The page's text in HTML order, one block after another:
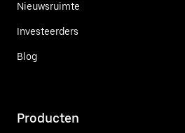
Nieuwsruimte
Investeerders
Blog
Producten